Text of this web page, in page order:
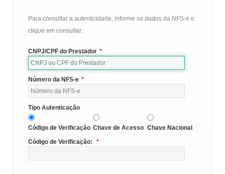
Para consultar a autenticidade, informe os dados da NFS-e e
clique em consultar.
CNPJ/CPF do Prestador *
Número da NFS-e *
Tipo Autenticação
Código de Verificação Chave de Acesso Chave Nacional
Código de Verificação:
*